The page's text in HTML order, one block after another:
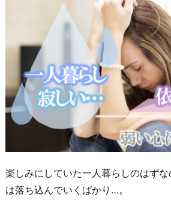
楽しみにしていた一人暮らしのはず
は落ち込んでいくばかり…。